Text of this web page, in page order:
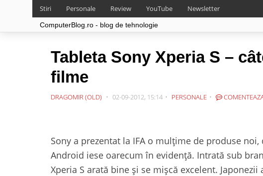
Stiri Personale Review YouTube Newsletter
ComputerBlog.ro - blog de tehnologie
Tableta Sony Xperia S –
filme
DRAGOMIR (OLD) 02-09-2012, 15:14 PERSONALE
Sony a prezentat la IFA o mulțime de produse
Android iese oarecum în evidență. Intrată sub
Xperia S arată bine și se mișcă excelent.